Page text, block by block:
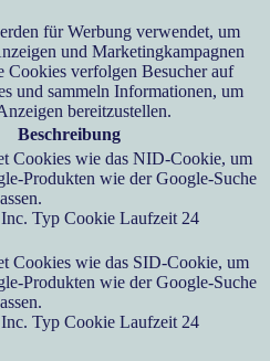
für Werbung verwendet, um
und Marketingkampagnen
Cookies verfolgen Besucher auf
und sammeln Informationen, um
bereitzustellen.
Beschreibung
Cookies wie das NID-Cookie, um
Produkten wie der Google-Suche
Typ Cookie Laufzeit 24
Cookies wie das SID-Cookie, um
Produkten wie der Google-Suche
Typ Cookie Laufzeit 24